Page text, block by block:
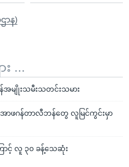
ာန)
...
ျိုးသမီးသတင်းသမား
ာဖဂန်တာလီဘန်တွေ လူမြင်ကွင်းမှာ
ာင့် လူ ၃၀ ခန့်သေဆုံး